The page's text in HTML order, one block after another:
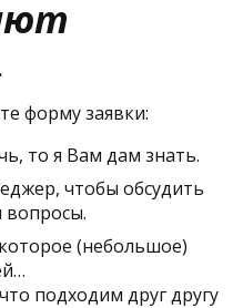
форму заявки:
то я Вам дам знать.
чтобы обсудить
вопросы.
(небольшое)
подходим друг другу